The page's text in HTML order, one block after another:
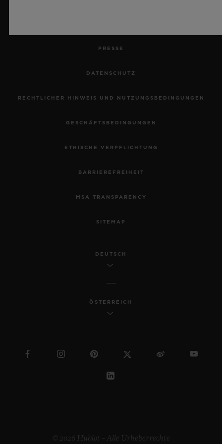
PRESSE
DATENSCHUTZ
RECHTLICHER HINWEIS UND NUTZUNGSBEDINGUNGEN
GESCHÄFTSBEDINGUNGEN
ETHISCHE VERPFLICHTUNG
BARRIEREFREIHEIT
MSA TRANSPARENCY
SITEMAP
DEUTSCH
ÖSTERREICH
© 2026 Hublot – Alle Urheberrechte